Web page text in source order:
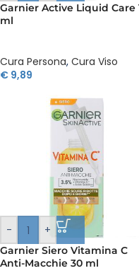
Garnier Active Liquid Care
ml
Cura Persona, Cura Viso
€ 9,89
- +
Garnier Siero Vitamina C
Anti-Macchie 30 ml